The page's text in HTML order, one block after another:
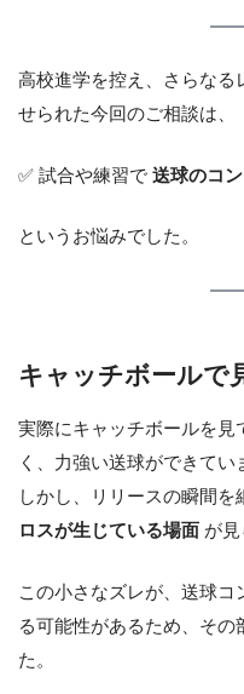
高校進学を控え、さらなる
せられた今回のご相談は、
✅ 試合や練習で 送球のコ
というお悩みでした。
キャッチボールで
実際にキャッチボールを見
く、力強い送球ができてい
しかし、リリースの瞬間
ロスが生じている場面 が見
この小さなズレが、送球
る可能性があるため、その
た。